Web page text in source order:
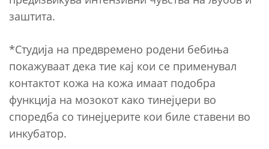
заштита.
*Студија на предвремено родени бебиња
покажуваат дека тие кај кои се применувал
контактот кожа на кожа имаат подобра
функција на мозокот како тинејџери во
споредба со тинејџерите кои биле ставени во
инкубатор.